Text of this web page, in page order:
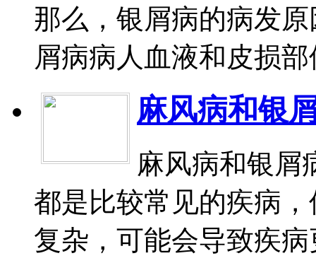
那么，银屑病的病发
屑病病人血液和皮损
麻风病和银
麻风病和银屑
都是比较常见的疾病
复杂，可能会导致疾